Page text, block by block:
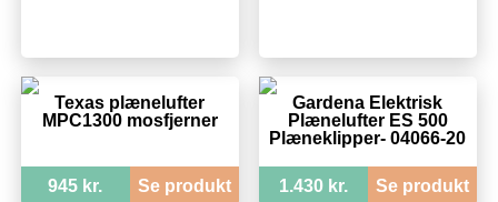
Texas plænelufter
MPC1300 mosfjerner
945 kr. Se produkt
Gardena Elektrisk
Plænelufter ES 500
Plæneklipper- 04066-20
1.430 kr. Se produkt